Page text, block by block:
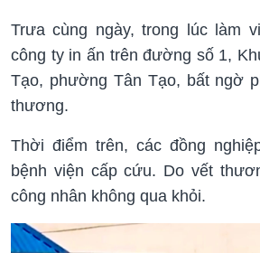
Trưa cùng ngày, trong lúc làm
công ty in ấn trên đường số 1,
Tạo, phường Tân Tạo, bất ngờ
thương.
Thời điểm trên, các đồng
bệnh viện cấp cứu. Do vết
công nhân không qua khỏi.